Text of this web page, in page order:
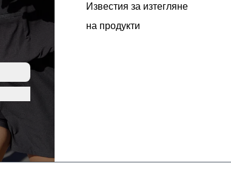
Известия за изтегляне
на продукти